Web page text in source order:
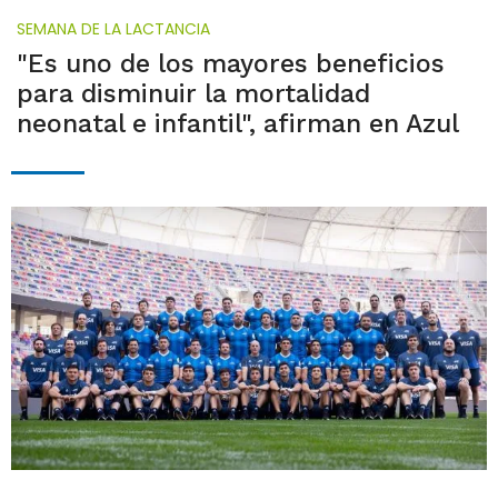
SEMANA DE LA LACTANCIA
"Es uno de los mayores beneficios
para disminuir la mortalidad
neonatal e infantil", afirman en Azul